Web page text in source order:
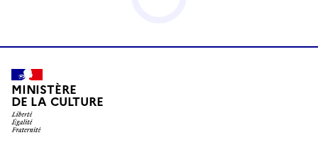
MINISTÈRE
DE LA CULTURE